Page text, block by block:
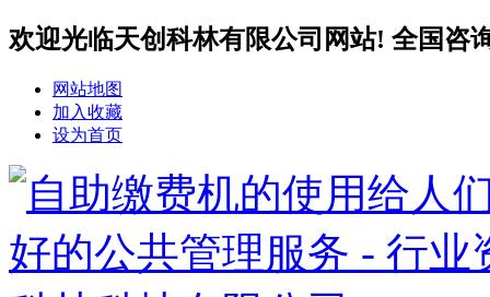
欢迎光临天创科林有限公司网站! 全国咨
网站地图
加入收藏
设为首页